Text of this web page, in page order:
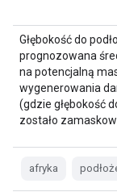
Głębokość do
prognozowana
na potencjalną
wygenerowania
(gdzie głębokość
zostało
afryka